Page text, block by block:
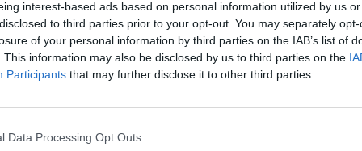
interest-based ads based on personal information utilized by us
to third parties prior to your opt-out. You may separately
of your personal information by third parties on the IAB’s list of
This information may also be disclosed by us to third parties on the
Participants that may further disclose it to other third parties.
Data Processing Opt Outs
szerint a Microsoft segítene a bajba jutott
A hírek szerint a Microsoft akár több milliárd dollárt is
PC-gyártó életben maradjon.
tranzakció jöhet Több milliárd ollárral segítené a Dellt a
saját részvényeket vegyen vissza és ezzel kivonulhasson